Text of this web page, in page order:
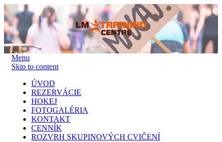
Menu
Skip to content
ÚVOD
REZERVÁCIE
HOKEJ
FOTOGALÉRIA
KONTAKT
CENNÍK
ROZVRH SKUPINOVÝCH CVIČENÍ